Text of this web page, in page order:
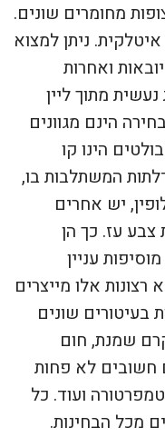
מחומרים שונים.
ניתן למצוא
ואחרות
מתוך ליין
הינם מגוונים
הינו קו
המשתלבות בו,
יש אחרים
צבע עז. כך הן
עניין
רצונות אלו מייצרים
בעיטורים שונים
שמנת, חום
חשובים לא פחות
ועוד. כל
מכל הבחינות.